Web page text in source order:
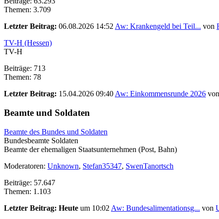
Themen: 3.709
Letzter Beitrag: 06.08.2026 14:52 Aw: Krankengeld bei Teil... von
TV-H (Hessen)
TV-H
Beiträge: 713
Themen: 78
Letzter Beitrag: 15.04.2026 09:40 Aw: Einkommensrunde 2026 von
Beamte und Soldaten
Beamte des Bundes und Soldaten
Bundesbeamte Soldaten
Beamte der ehemaligen Staatsunternehmen (Post, Bahn)
Moderatoren: Unknown, Stefan35347, SwenTanortsch
Beiträge: 57.647
Themen: 1.103
Letzter Beitrag: Heute um 10:02 Aw: Bundesalimentationsg... von